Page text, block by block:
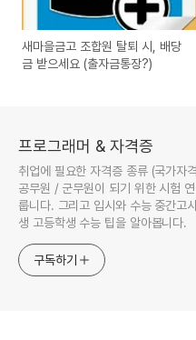
새마을금고 조합원 탈퇴 시, 배당
금 받으세요 (출자금통장?)
프로그래머 & 자격증
취업에 필요한 자격증 종류 (국가자
공무원 / 군무원이 되기 위한 시험
룹니다. 그리고 입시와 수능 중간고
생 고등학생 수능 팁을 알아봅니다.
구독하기